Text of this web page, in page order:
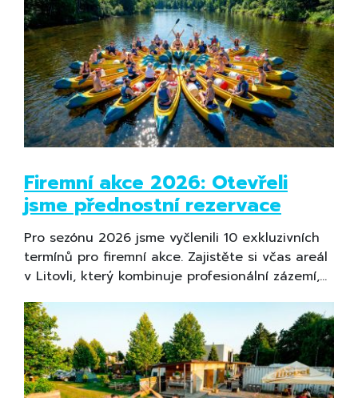
Firemní akce 2026: Otevřeli
jsme přednostní rezervace
Pro sezónu 2026 jsme vyčlenili 10 exkluzivních
termínů pro firemní akce. Zajistěte si včas areál
v Litovli, který kombinuje profesionální zázemí,…